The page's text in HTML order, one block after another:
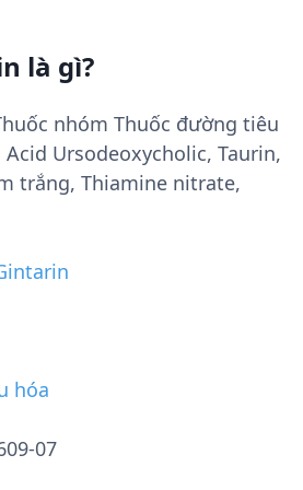
là gì?
nhóm Thuốc đường tiêu
Ursodeoxycholic, Taurin,
trắng, Thiamine nitrate,
hóa
07